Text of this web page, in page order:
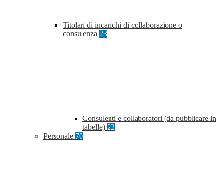
Titolari di incarichi di collaborazione o
consulenza 23
Consulenti e collaboratori (da pubblicare in
tabelle) 22
Personale 70